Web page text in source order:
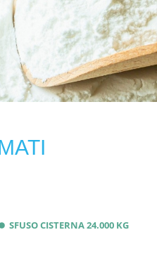
SFUSO CISTERNA 24.000 KG